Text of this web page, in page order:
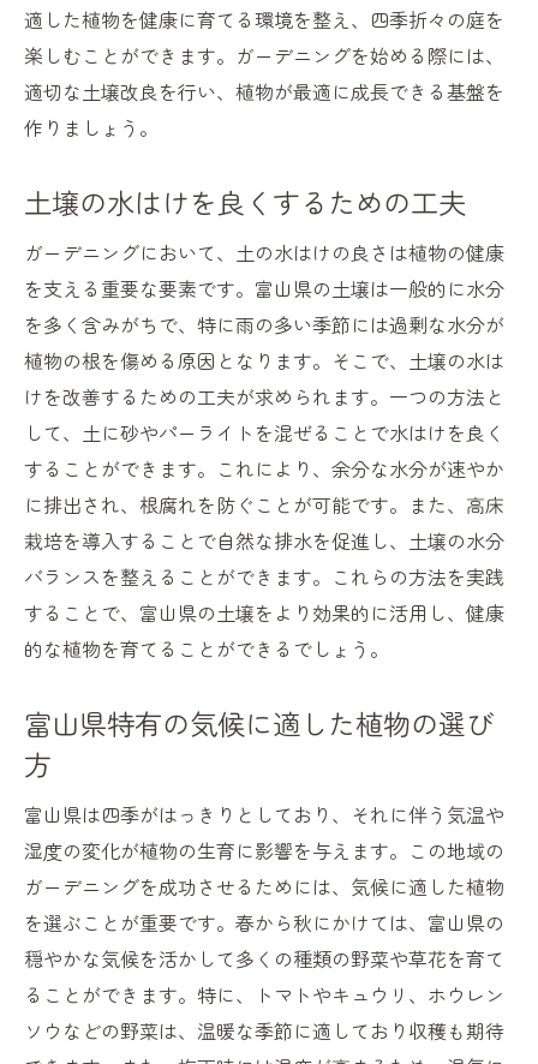
適した植物を健康に育てる環境を整え、四季折々の庭を
楽しむことができます。ガーデニングを始める際には、
適切な土壌改良を行い、植物が最適に成長できる基盤を
作りましょう。
土壌の水はけを良くするための工夫
ガーデニングにおいて、土の水はけの良さは植物の健康
を支える重要な要素です。富山県の土壌は一般的に水分
を多く含みがちで、特に雨の多い季節には過剰な水分が
植物の根を傷める原因となります。そこで、土壌の水は
けを改善するための工夫が求められます。一つの方法と
して、土に砂やパーライトを混ぜることで水はけを良く
することができます。これにより、余分な水分が速やか
に排出され、根腐れを防ぐことが可能です。また、高床
栽培を導入することで自然な排水を促進し、土壌の水分
バランスを整えることができます。これらの方法を実践
することで、富山県の土壌をより効果的に活用し、健康
的な植物を育てることができるでしょう。
富山県特有の気候に適した植物の選び
方
富山県は四季がはっきりとしており、それに伴う気温や
湿度の変化が植物の生育に影響を与えます。この地域の
ガーデニングを成功させるためには、気候に適した植物
を選ぶことが重要です。春から秋にかけては、富山県の
穏やかな気候を活かして多くの種類の野菜や草花を育て
ることができます。特に、トマトやキュウリ、ホウレン
ソウなどの野菜は、温暖な季節に適しており収穫も期待